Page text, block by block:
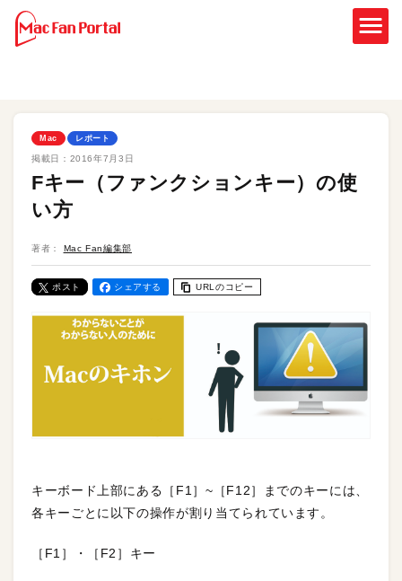
Mac レポート
掲載日： 2016年7月3日
Fキー（ファンクションキー）の使
い方
著者： Mac Fan編集部
ポスト シェアする URLのコピー
キーボード上部にある［F1］~［F12］までのキーには、
各キーごとに以下の操作が割り当てられています。
［F1］・［F2］キー